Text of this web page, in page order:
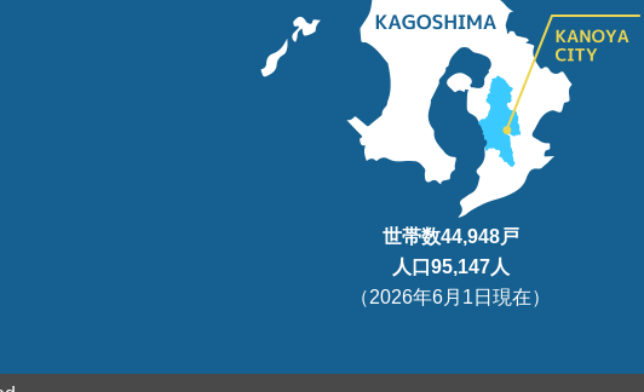
世帯数44,948戸
人口95,147人
（2026年6月1日現在）